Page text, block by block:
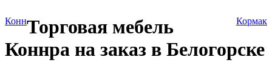
Конн Кормак
Торговая мебель
Коннра на заказ в Белогорске